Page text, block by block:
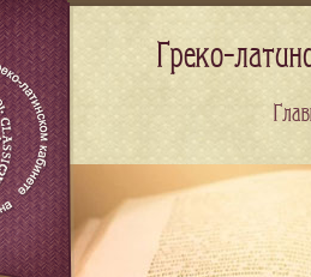
Греко-